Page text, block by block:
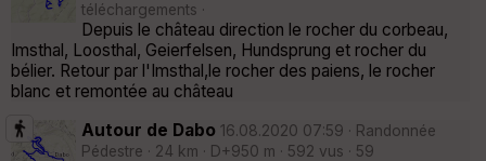
téléchargements ·
Depuis le château direction le rocher du corbeau,
Imsthal, Loosthal, Geierfelsen, Hundsprung et rocher du
bélier. Retour par l'Imsthal,le rocher des paiens, le rocher
blanc et remontée au château
Autour de Dabo 16.08.2020 07:59 · Randonnée
Pédestre · 24 km · D+950 m · 592 vus · 59